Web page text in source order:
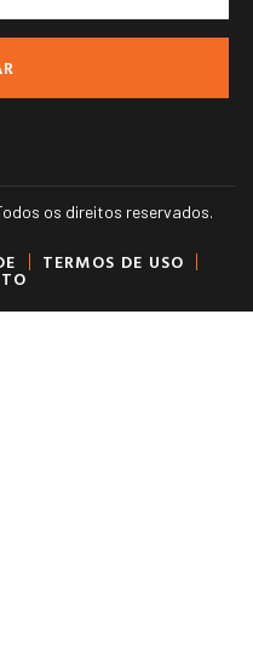
os direitos reservados.
TERMOS DE USO